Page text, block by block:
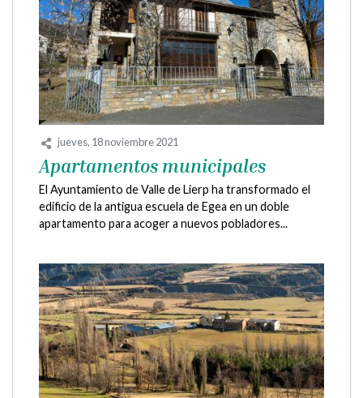
jueves, 18 noviembre 2021
Apartamentos municipales
El Ayuntamiento de Valle de Lierp ha transformado el
edificio de la antigua escuela de Egea en un doble
apartamento para acoger a nuevos pobladores...